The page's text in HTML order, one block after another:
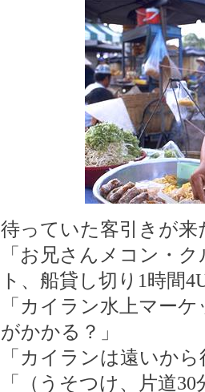
待っていた客引きが来
「お兄さんメコン・
ト、船貸し切り1時間
「カイラン水上マー
がかかる？」
「カイランは遠いか
「（うそつけ、片道